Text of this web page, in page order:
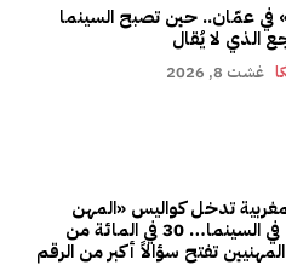
في عمّان.. حين تصبح السينما
الذي لا يُقال
غشت 8, 2026
تدخل كواليس «المهن
الصعبة» في السينما… 30 في المائة من
تفتح سؤالاً أكبر من الرقم